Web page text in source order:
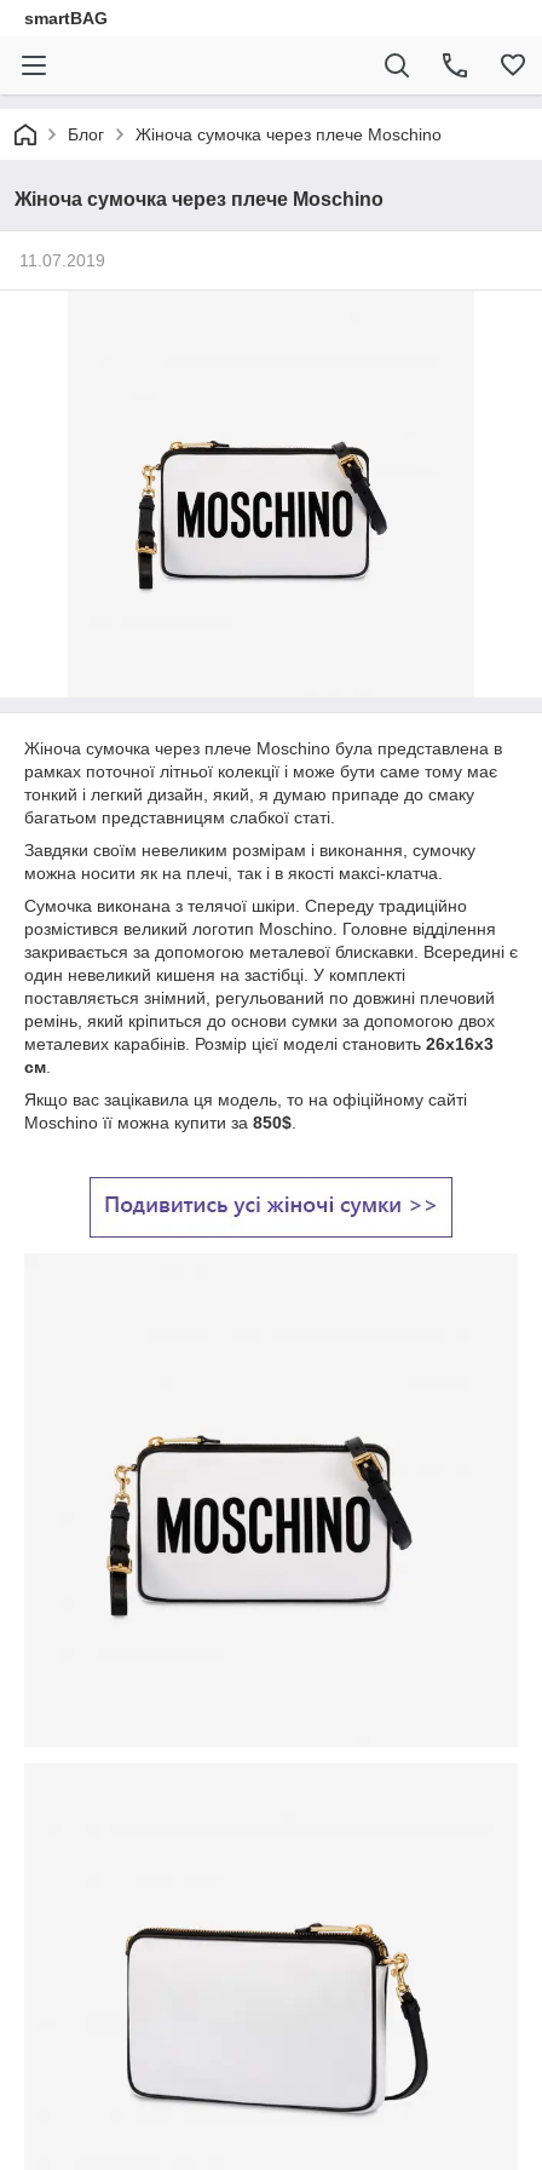
smartBAG
Блог Жіноча сумочка через плече Moschino
Жіноча сумочка через плече Moschino
11.07.2019
Жіноча сумочка через плече Moschino була представлена в
рамках поточної літньої колекції і може бути саме тому має
тонкий і легкий дизайн, який, я думаю припаде до смаку
багатьом представницям слабкої статі.
Завдяки своїм невеликим розмірам і виконання, сумочку
можна носити як на плечі, так і в якості максі-клатча.
Сумочка виконана з телячої шкіри. Спереду традиційно
розмістився великий логотип Moschino. Головне відділення
закривається за допомогою металевої блискавки. Всередині є
один невеликий кишеня на застібці. У комплекті
поставляється знімний, регульований по довжині плечовий
ремінь, який кріпиться до основи сумки за допомогою двох
металевих карабінів. Розмір цієї моделі становить 26х16х3
см
Якщо вас зацікавила ця модель, то на офіційному сайті
Moschino її можна купити за 850$